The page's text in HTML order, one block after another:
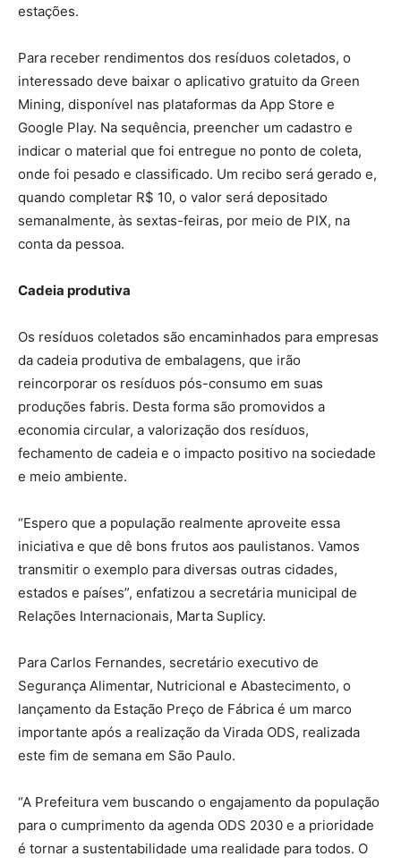
estações.
Para receber rendimentos dos resíduos coletados, o
interessado deve baixar o aplicativo gratuito da Green
Mining, disponível nas plataformas da App Store e
Google Play. Na sequência, preencher um cadastro e
indicar o material que foi entregue no ponto de coleta,
onde foi pesado e classificado. Um recibo será gerado e,
quando completar R$ 10, o valor será depositado
semanalmente, às sextas-feiras, por meio de PIX, na
conta da pessoa.
Cadeia produtiva
Os resíduos coletados são encaminhados para empresas
da cadeia produtiva de embalagens, que irão
reincorporar os resíduos pós-consumo em suas
produções fabris. Desta forma são promovidos a
economia circular, a valorização dos resíduos,
fechamento de cadeia e o impacto positivo na sociedade
e meio ambiente.
“Espero que a população realmente aproveite essa
iniciativa e que dê bons frutos aos paulistanos. Vamos
transmitir o exemplo para diversas outras cidades,
estados e países”, enfatizou a secretária municipal de
Relações Internacionais, Marta Suplicy.
Para Carlos Fernandes, secretário executivo de
Segurança Alimentar, Nutricional e Abastecimento, o
lançamento da Estação Preço de Fábrica é um marco
importante após a realização da Virada ODS, realizada
este fim de semana em São Paulo.
“A Prefeitura vem buscando o engajamento da população
para o cumprimento da agenda ODS 2030 e a prioridade
é tornar a sustentabilidade uma realidade para todos. O